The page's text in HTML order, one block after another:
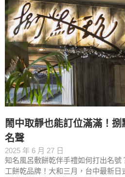
鬧中取靜也能訂位滿滿！
名聲
2025 年 6 月 27 日
知名風呂敷餅乾伴手禮如何打出名號
工餅乾品牌！大和三月，台中最新